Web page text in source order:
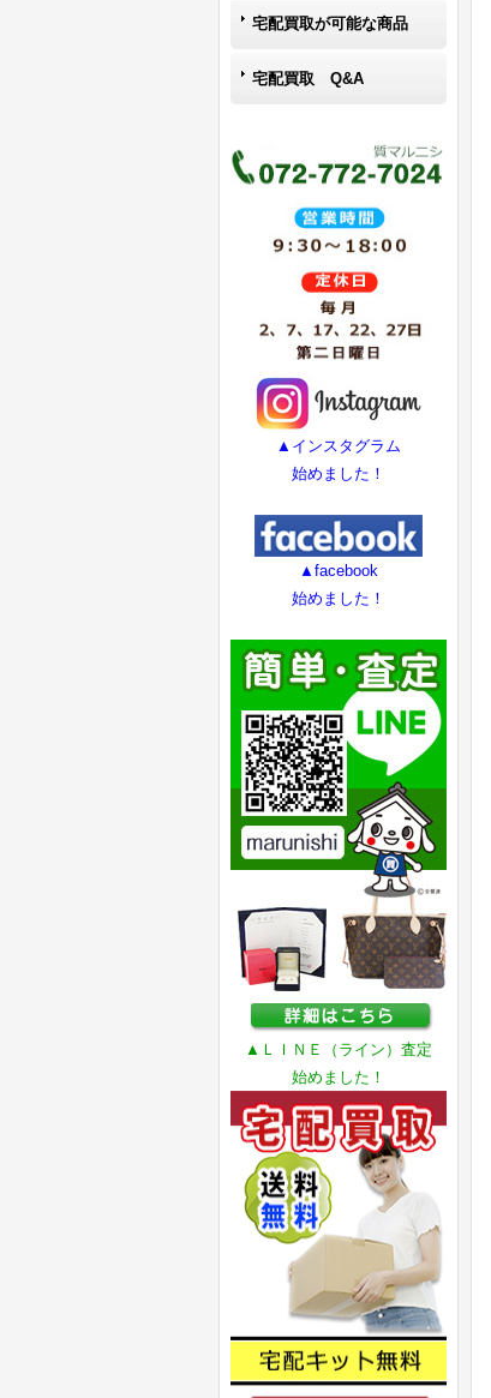
宅配買取が可能な商品
宅配買取 Q&A
▲インスタグラム
始めました！
▲facebook
始めました！
▲ＬＩＮＥ（ライン）査定
始めました！